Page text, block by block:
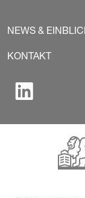
NEWS &
KONTAKT